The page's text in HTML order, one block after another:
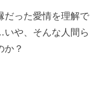
だった愛情を理解で
や、そんな人間ら
か？